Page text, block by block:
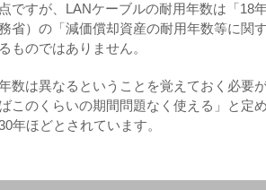
ですが、LANケーブルの耐用年数は「18
省）の「減価償却資産の耐用年数等に関
ものではありません。
数は異なるということを覚えておく必要
このくらいの期間問題なく使える」と定
年ほどとされています。